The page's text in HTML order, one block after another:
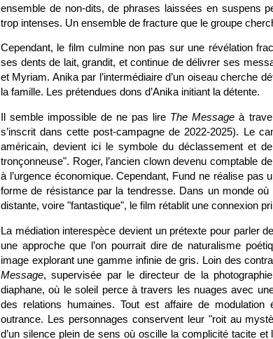
ensemble de non-dits, de phrases laissées en suspens
trop intenses. Un ensemble de fracture que le groupe
Cependant, le film culmine non pas sur une révélation
ses dents de lait, grandit, et continue de délivrer ses
et Myriam. Anika par l’intermédiaire d’un oiseau cherche
la famille. Les prétendues dons d’Anika initiant la détente.
Il semble impossible de ne pas lire The Message à
s’inscrit dans cette post-campagne de 2022-2025). Le
américain, devient ici le symbole du déclassement et
tronçonneuse". Roger, l’ancien clown devenu comptable
à l’urgence économique. Cependant, Fund ne réalise pas
forme de résistance par la tendresse. Dans un monde
distante, voire "fantastique", le film rétablit une connexion
La médiation interespèce devient un prétexte pour parler
une approche que l’on pourrait dire de naturalisme
image explorant une gamme infinie de gris. Loin des
Message, supervisée par le directeur de la
diaphane, où le soleil perce à travers les nuages avec
des relations humaines. Tout est affaire de modulation
outrance. Les personnages conservent leur "roit au
d’un silence plein de sens où oscille la complicité tacite